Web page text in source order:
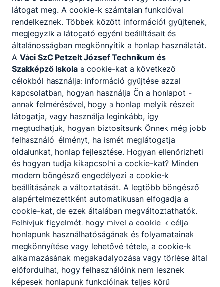
Miért jó ez a cégeknek?
A cégek számára a duális képzés hosszú távú
befektetés, mert így állandó kapcsolatban
lehetnek jól képzett pályakezdő
szakemberekkel, akikkel már tanulmányaik
során partneri együttműködés alakul ki. A
diákokat még jobb teljesítményre
ösztönözheti a tanulásban az, hogy
tanulmányaik végén, ha jól teljesítenek, egy
biztos munkahely várja őket.
Miben tér el ez a képzés a hagyományostól?
A hagyományos képzésben részt vevő diákok
– számos szakma esetében – tanulmányaik
végeztével kerülnek kapcsolatba az általuk
választott cégekkel. A duális képzésben
viszont már a tanulói évek alatt lehetőségük
nyílik gyakorlati és szakmai tapasztalatot
gyűjteni, akár annál a vállalatnál, ahol később
el szeretnének helyezkedni.
látogat meg. A cookie-k számtalan funkcióval
rendelkeznek. Többek között információt gyűjtenek,
megjegyzik a látogató egyéni beállításait és
általánosságban megkönnyítik a honlap használatát.
A Váci SzC Petzelt József Technikum és
Szakképző Iskola a cookie-kat a következő
célokból használja: információ gyűjtése azzal
kapcsolatban, hogyan használja Ön a honlapot -
annak felmérésével, hogy a honlap melyik részeit
látogatja, vagy használja leginkább, így
megtudhatjuk, hogyan biztosítsunk Önnek még jobb
felhasználói élményt, ha ismét meglátogatja
oldalunkat, honlap fejlesztése. Hogyan ellenőrizheti
és hogyan tudja kikapcsolni a cookie-kat? Minden
modern böngésző engedélyezi a cookie-k
beállításának a változtatását. A legtöbb böngésző
alapértelmezettként automatikusan elfogadja a
cookie-kat, de ezek általában megváltoztathatók.
Felhívjuk figyelmét, hogy mivel a cookie-k célja
honlapunk használhatóságának és folyamatainak
megkönnyítése vagy lehetővé tétele, a cookie-k
alkalmazásának megakadályozása vagy törlése által
előfordulhat, hogy felhasználóink nem lesznek
képesek honlapunk funkcióinak teljes körű